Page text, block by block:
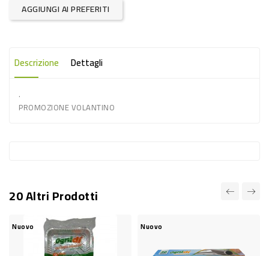
CARTA
-
TESSUTI
DETERGENTI
SUPERFICI
AGGIUNGI AI PREFERITI
Descrizione Dettagli
.
PROMOZIONE VOLANTINO
20 Altri Prodotti
Nuovo Nuovo